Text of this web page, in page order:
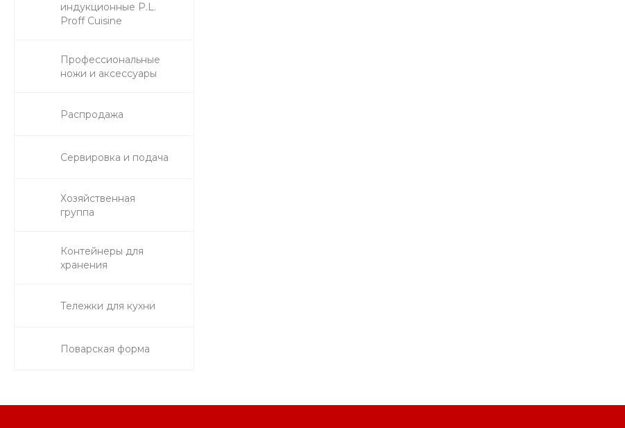
индукционные P.L.
Proff Cuisine
Профессиональные
ножи и аксессуары
Распродажа
Сервировка и подача
Хозяйственная
группа
Контейнеры для
хранения
Тележки для кухни
Поварская форма